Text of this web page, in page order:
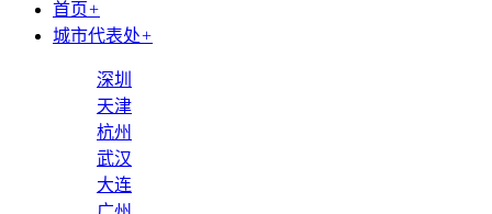
首页+
城市代表处+
深圳
天津
杭州
武汉
大连